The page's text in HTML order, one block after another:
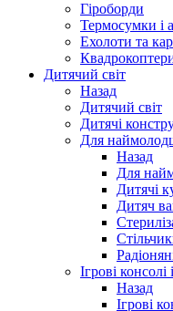
Гіроборди
Термосумки і
Ехолоти та
Дитячий світ
Назад
Дитячий світ
Дитячі
Для
Назад
Для
Дитячі
Дитяч
Ігрові
Назад
Ігрові